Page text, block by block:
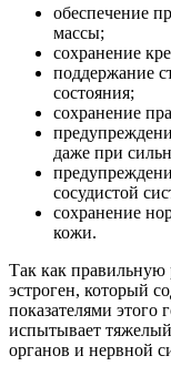
обеспечение
массы;
сохранение
поддержание
состояния;
сохранение
даже при
сосудистой
сохранение
кожи.
Так как правильную
эстроген, который
показателями
испытывает
органов и нервной